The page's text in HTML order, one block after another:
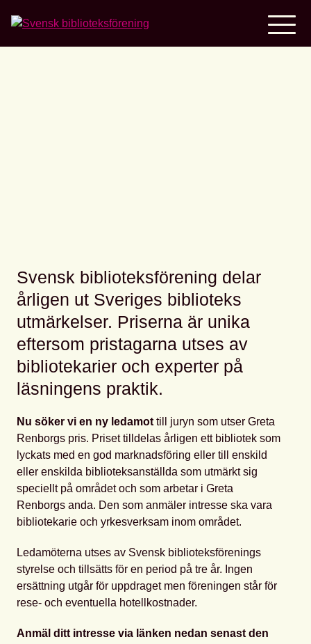
Svensk biblioteksförening delar
årligen ut Sveriges biblioteks
utmärkelser. Priserna är unika
eftersom pristagarna utses av
bibliotekarier och experter på
läsningens praktik.
Nu söker vi en ny ledamot till juryn som utser Greta
Renborgs pris. Priset tilldelas årligen ett bibliotek som
lyckats med en god marknadsföring eller till enskild
eller enskilda biblioteksanställda som utmärkt sig
speciellt på området och som arbetar i Greta
Renborgs anda. Den som anmäler intresse ska vara
bibliotekarie och yrkesverksam inom området.
Ledamöterna utses av Svensk biblioteksförenings
styrelse och tillsätts för en period på tre år. Ingen
ersättning utgår för uppdraget men föreningen står för
rese- och eventuella hotellkostnader.
Anmäl ditt intresse via länken nedan senast den